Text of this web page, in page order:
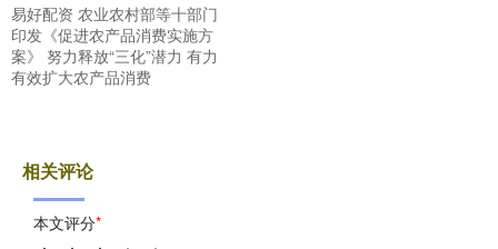
易好配资 农业农村部等十部门
印发《促进农产品消费实施方
案》 努力释放“三化”潜力 有力
有效扩大农产品消费
相关评论
本文评分*